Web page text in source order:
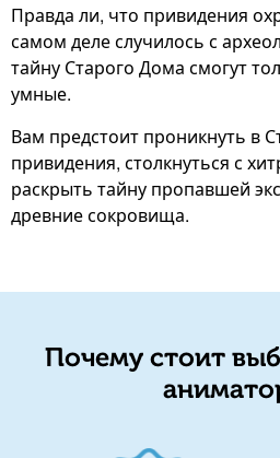
Правда ли, что привидения
самом деле случилось с
тайну Старого Дома смогут
умные.
Вам предстоит проникнуть в
привидения, столкнуться с
раскрыть тайну пропавшей
древние сокровища.
Почему стоит